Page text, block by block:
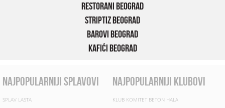
Restorani Beograd
Striptiz Beograd
Barovi Beograd
Kafići Beograd
najpopularniji splavovi
SPLAV LASTA
najpopularniji klubovi
KLUB KOMITET BETON HALA